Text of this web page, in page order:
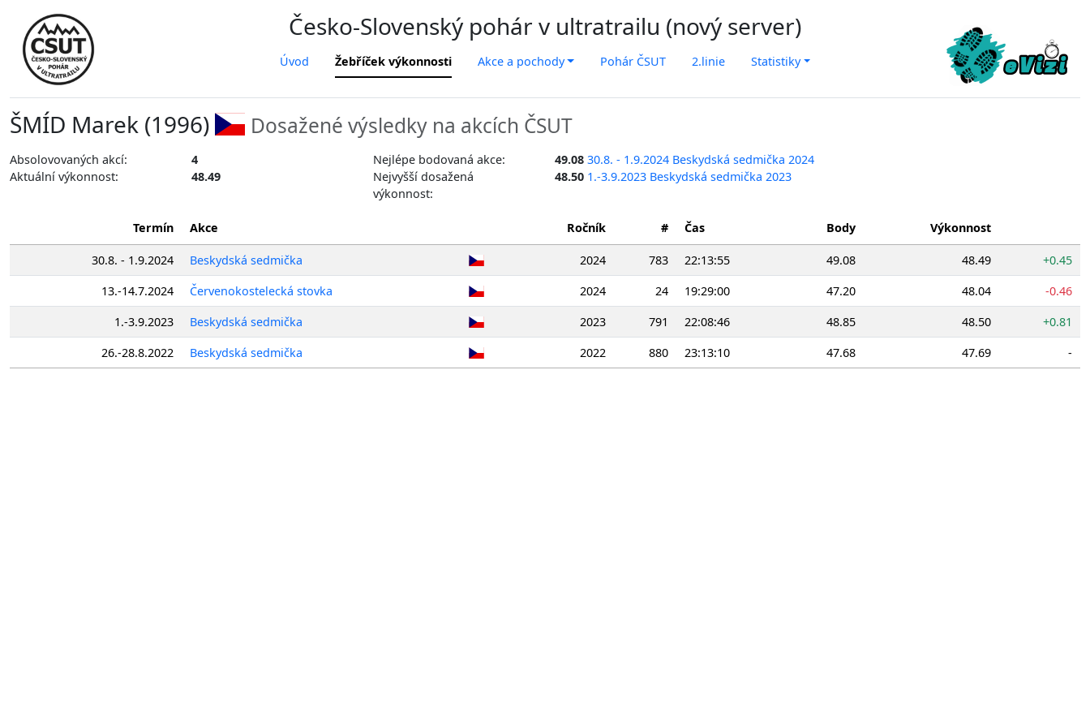
Česko-Slovenský pohár v ultratrailu (nový server)
Úvod Žebříček výkonnosti Akce a pochody Pohár ČSUT 2.linie Statistiky
ŠMÍD Marek (1996) Dosažené výsledky na akcích ČSUT
Absolovovaných akcí: 4 Nejlépe bodovaná akce: 49.08 30.8. - 1.9.2024 Beskydská sedmička 2024
Aktuální výkonnost:
48.49
Nejvyšší dosažená
výkonnost:
48.50 1.-3.9.2023 Beskydská sedmička 2023
Termín Akce Ročník # Čas Body Výkonnost
30.8. - 1.9.2024 Beskydská sedmička 2024 783 22:13:55 49.08 48.49
+0.45
13.-14.7.2024
Červenokostelecká stovka 2024 24 19:29:00 47.20 48.04
-0.46
1.-3.9.2023
Beskydská sedmička 2023 791 22:08:46 48.85 48.50
+0.81
26.-28.8.2022
Beskydská sedmička 2022 880 23:13:10 47.68 47.69 -